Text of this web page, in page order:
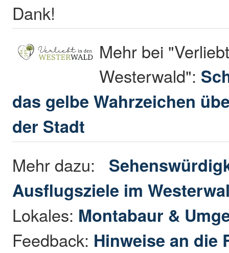
Dank!
Mehr bei
Westerwald":
das gelbe Wahrzeichen
der Stadt
Mehr dazu:
Ausflugsziele im
Lokales: Montabaur &
Feedback: Hinweise an die